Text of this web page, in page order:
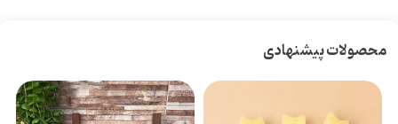
محصولات پیشنهادی